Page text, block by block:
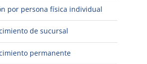
por persona física individual
de sucursal
permanente